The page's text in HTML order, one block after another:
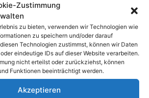
das
Zum
indem Sie im Startmenü
Maustaste auf den
Programmnamen klicken
und den Befehl „An
Taskleiste anheften“
aufrufen. Nur bei der
Systemsteuerung klappt
Zustimmung
zu bieten, verwenden wir Technologien wie
zu speichern und/oder darauf
Technologien zustimmst, können wir Daten
eindeutige IDs auf dieser Website verarbeiten.
nicht erteilst oder zurückziehst, können
Funktionen beeinträchtigt werden.
Akzeptieren